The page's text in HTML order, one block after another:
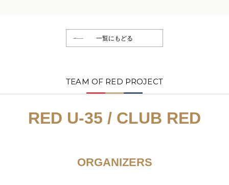
一覧にもどる
TEAM OF RED PROJECT
RED U-35 / CLUB RED
ORGANIZERS